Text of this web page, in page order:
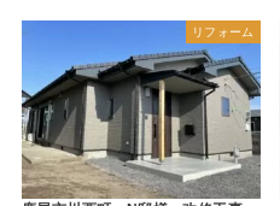
リフォーム